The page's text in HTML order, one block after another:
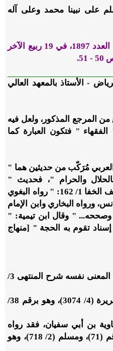
على نبينا محمد وعلى آله
نشر في مجلة الدعوة، الرياض، العدد 1897، في 19 ربيع الآخر
- الأستاذ بالمعهد العالي
المرجع المذكور، ولعل فيه
" فتكون العبارة كما
مُرَكّب من حديثين هما "
والحرام "، فحديث "
أقضاكم عليّ " قال عنه في كشف الخفا 1/ 162: " رواه البغوي
ورواه البخاري وابن الإمام
" وقال ابن تيمية: "
تقوم به الحجة " [منهاج
الكشاف 6/ 309، وانظر في المعنى نفسه شرح المنتهى 3/
رواه سلم من حديث أبي هريرة (4/ 3074)، وهو برقم 38/
بن أبي سفيان، فقد رواه
البخاري [الفتح 1/ 164] وهو برقم (71)، ومسلم (2/ 718)، وهو